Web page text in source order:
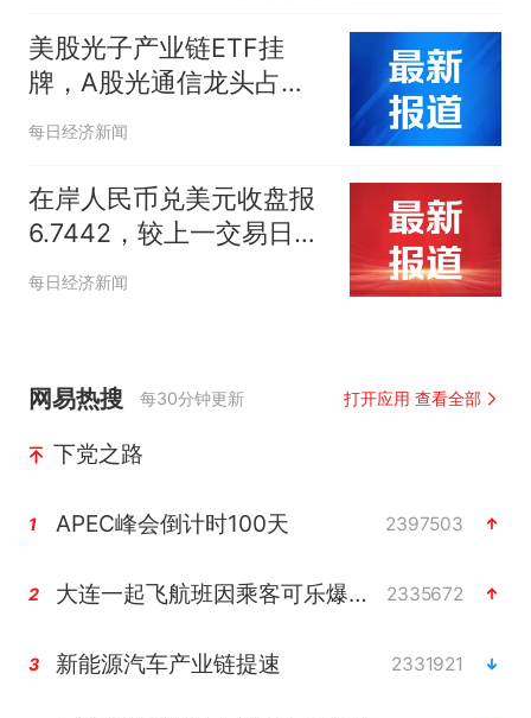
美股光子产业链ETF挂
牌，A股光通信龙头占据
半壁重仓
每日经济新闻
在岸人民币兑美元收盘报
6.7442，较上一交易日上
涨59个基点
每日经济新闻
网易热搜 每30分钟更新 打开应用 查看全部
下党之路
1 APEC峰会倒计时100天 2397503
2 大连一起飞航班因乘客可乐爆瓶折返 2335672
3 新能源汽车产业链提速 2331921